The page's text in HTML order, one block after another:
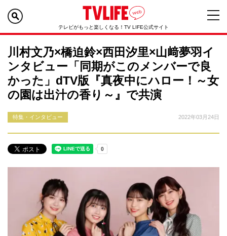
テレビがもっと楽しくなる！TV LIFE公式サイト
川村文乃×橋迫鈴×西田汐里×山﨑夢羽イ
ンタビュー「同期がこのメンバーで良
かった」dTV版『真夜中にハロー！～女
の園は出汁の香り～』で共演
特集・インタビュー 2022年03月24日